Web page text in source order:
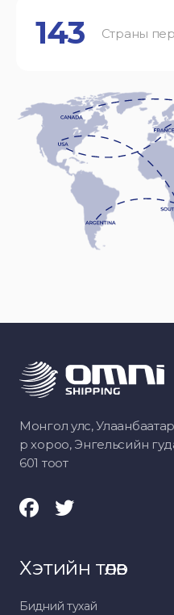
143 Страны
Монгол улс, Улаанбаатар
р хороо, Энгельсийн
601 тоот
Хэтийн төлөв
Бидний тухай